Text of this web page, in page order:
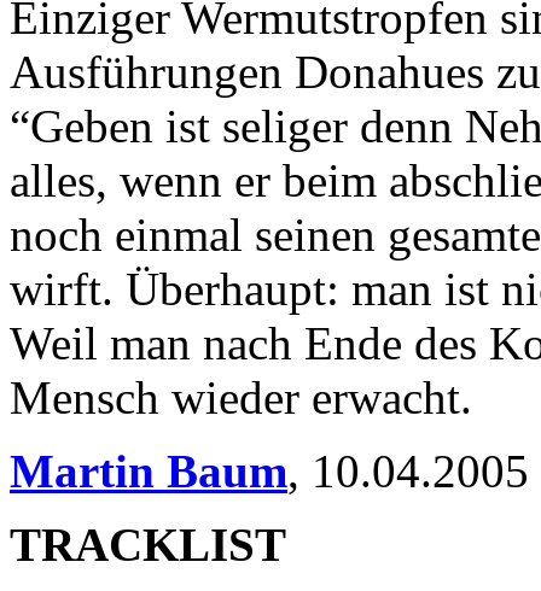
Einziger Wermutstropfen
Ausführungen Donahues
“Geben ist seliger denn
alles, wenn er beim
noch einmal seinen
wirft. Überhaupt: man ist
Weil man nach Ende des
Mensch wieder erwacht.
Martin Baum, 10.04.2005
TRACKLIST